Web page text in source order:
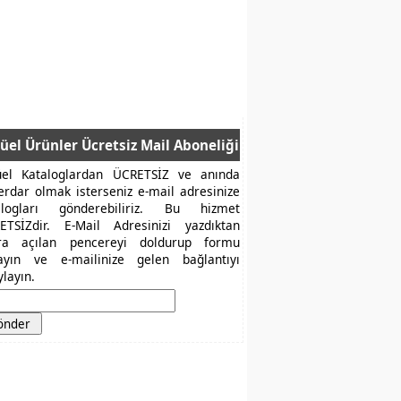
Ürünler Ücretsiz Mail Aboneliği
Kataloglardan ÜCRETSİZ ve anında
olmak isterseniz e-mail adresinize
gönderebiliriz. Bu hizmet
E-Mail Adresinizi yazdıktan
açılan pencereyi doldurup formu
ve e-mailinize gelen bağlantıyı